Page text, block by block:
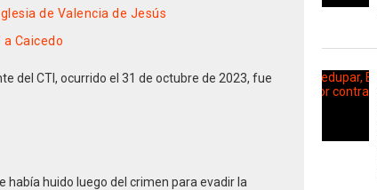
de Valencia de Jesús
a Caicedo
del CTI, ocurrido el 31 de octubre de 2023, fue
había huido luego del crimen para evadir la